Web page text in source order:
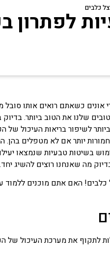
לפתרון כלבים
כשאתם רואים אותו סובל
שלנו את הטוב ביותר.
לשיפור בריאות העיכול של
יותר אם לא מטפלים
בשיטות טבעיות שנמצאו
מה שאנחנו רוצים להשיג יחד.
האם אתם מוכנים ללמוד
לתקוף את מערכת העיכול